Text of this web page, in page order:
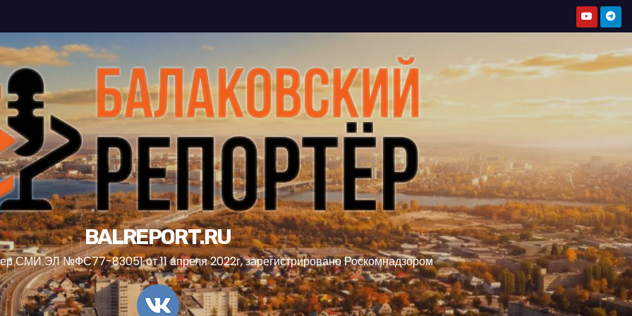
BALREPORT.RU
СМИ ЭЛ №ФС77-83051 от 11 апреля 2022г, зарегистрировано Роскомнадзором